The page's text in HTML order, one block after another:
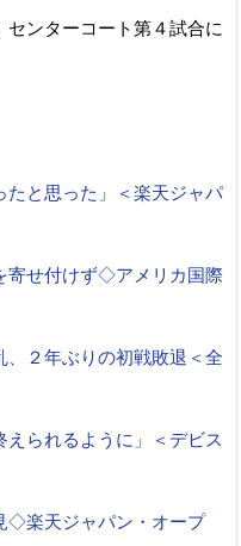
ンターコート第４試合に
たと思った」＜楽天ジャパ
寄せ付けず◇アメリカ国際
、２年ぶりの初戦敗退＜全
えられるように」＜デビス
◇楽天ジャパン・オープ